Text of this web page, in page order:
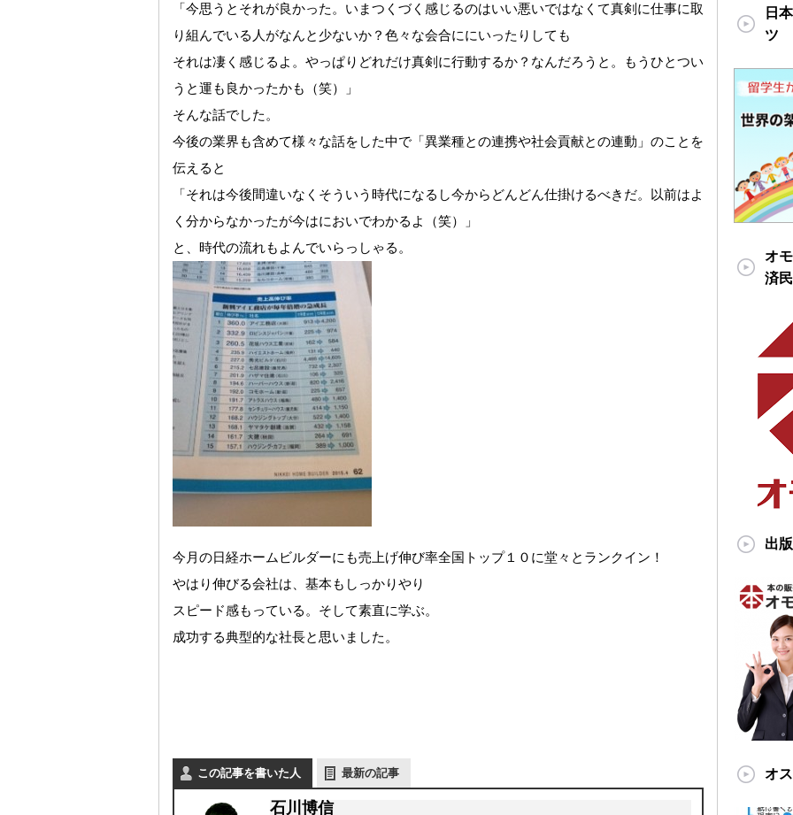
「今思うとそれが良かった。いまつくづく感じるのはいい悪いではなくて真剣に仕事に取
り組んでいる人がなんと少ないか？色々な会合ににいったりしても
それは凄く感じるよ。やっぱりどれだけ真剣に行動するか？なんだろうと。もうひとつい
うと運も良かったかも（笑）」
そんな話でした。
今後の業界も含めて様々な話をした中で「異業種との連携や社会貢献との連動」のことを
伝えると
「それは今後間違いなくそういう時代になるし今からどんどん仕掛けるべきだ。以前はよ
く分からなかったが今はにおいでわかるよ（笑）」
と、時代の流れもよんでいらっしゃる。
今月の日経ホームビルダーにも売上げ伸び率全国トップ１０に堂々とランクイン！
やはり伸びる会社は、基本もしっかりやり
スピード感もっている。そして素直に学ぶ。
成功する典型的な社長と思いました。
この記事を書いた人 最新の記事
石川博信
日
ツ
オ
済民
出
オ